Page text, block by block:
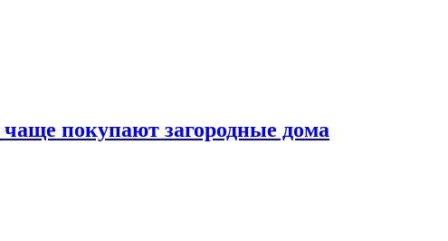
покупают загородные дома